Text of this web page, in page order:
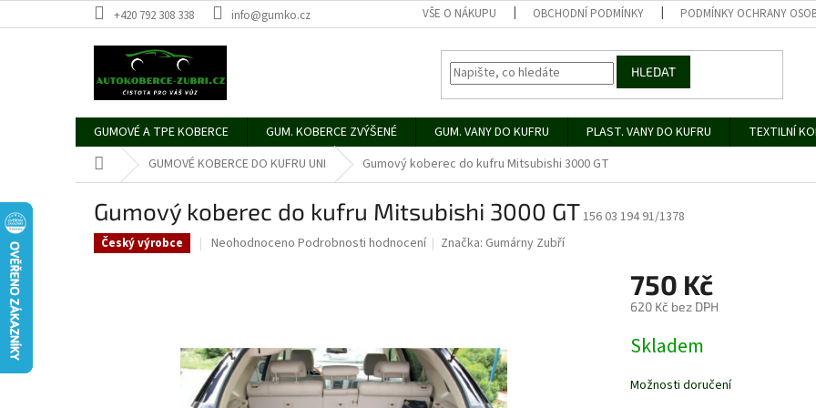
na
+420 792 308 338 info@gumko.cz VŠE O NÁKUPU OBCHODNÍ PODMÍNKY PODMÍNKY OCHRANY
HLEDAT
GUMOVÉ A TPE KOBERCE GUM. KOBERCE ZVÝŠENÉ GUM. VANY DO KUFRU PLAST. VANY DO KUFRU TEXTILNÍ
Domů GUMOVÉ KOBERCE DO KUFRU UNI Gumový koberec do kufru Mitsubishi 3000 GT
Gumový koberec do kufru Mitsubishi 3000 GT156 03 194 91/1378
Český výrobce
Průměrné
5
hvězdiček.
Neohodnoceno Podrobnosti hodnocení Značka: Gumárny Zubří
750 Kč
620 Kč bez DPH
cena:
Skladem
Možnosti doručení